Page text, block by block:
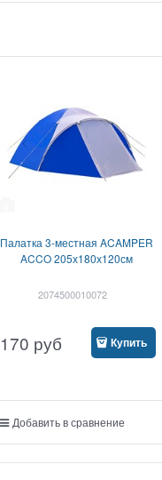
Палатка 3-местная ACAMPER
ACCO 205х180х120см
2074500010072
170 руб Купить
Добавить в сравнение